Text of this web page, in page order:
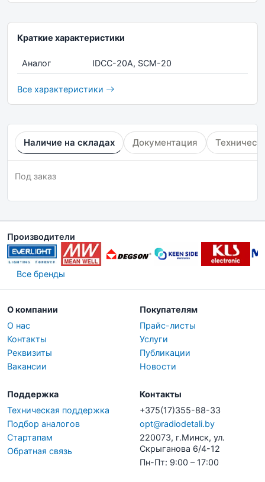
Краткие характеристики
Аналог IDCC-20A, SCM-20
Все характеристики
Наличие на складах Документация
Под заказ
Производители
Все бренды
О компании
О нас
Контакты
Реквизиты
Вакансии
Покупателям
Прайс-листы
Услуги
Публикации
Новости
Поддержка
Техническая поддержка
Подбор аналогов
Стартапам
Обратная связь
Контакты
+375(17)355-88-33
opt@radiodetali.by
220073, г.Минск, ул.
Скрыганова 6/4-12
Пн-Пт: 9:00 – 17:00